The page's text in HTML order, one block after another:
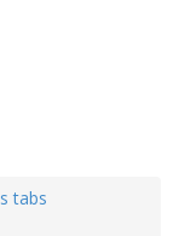
tabs